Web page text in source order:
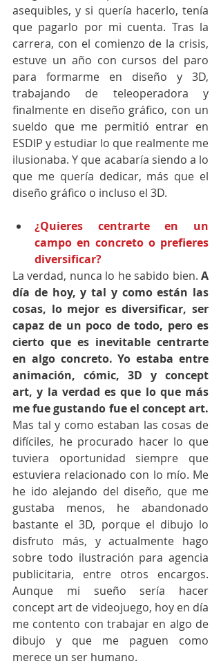
asequibles, y si quería hacerlo, tenía
que pagarlo por mi cuenta. Tras la
carrera, con el comienzo de la crisis,
estuve un año con cursos del paro
para formarme en diseño y 3D,
trabajando de teleoperadora y
finalmente en diseño gráfico, con un
sueldo que me permitió entrar en
ESDIP y estudiar lo que realmente me
ilusionaba. Y que acabaría siendo a lo
que me quería dedicar, más que el
diseño gráfico o incluso el 3D.
¿Quieres centrarte en un
campo en concreto o prefieres
diversificar?
La verdad, nunca lo he sabido bien. A
día de hoy, y tal y como están las
cosas, lo mejor es diversificar, ser
capaz de un poco de todo, pero es
cierto que es inevitable centrarte
en algo concreto. Yo estaba entre
animación, cómic, 3D y concept
art, y la verdad es que lo que más
me fue gustando fue el concept art.
Mas tal y como estaban las cosas de
difíciles, he procurado hacer lo que
tuviera oportunidad siempre que
estuviera relacionado con lo mío. Me
he ido alejando del diseño, que me
gustaba menos, he abandonado
bastante el 3D, porque el dibujo lo
disfruto más, y actualmente hago
sobre todo ilustración para agencia
publicitaria, entre otros encargos.
Aunque mi sueño sería hacer
concept art de videojuego, hoy en día
me contento con trabajar en algo de
dibujo y que me paguen como
merece un ser humano.